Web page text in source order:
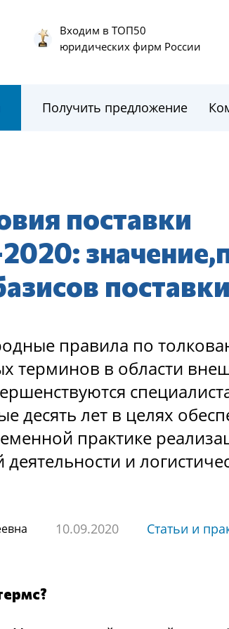
Входим в ТОП50
юридических фирм России
Получить предложение
поставки
поставки
правила по
терминов в области
десять лет в целях
практике
и
10.09.2020 Статьи и